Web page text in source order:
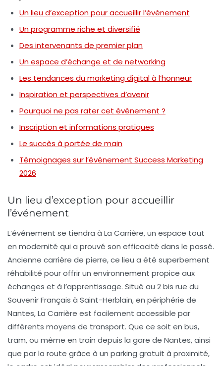
Un lieu d’exception pour accueillir l’événement
Un programme riche et diversifié
Des intervenants de premier plan
Un espace d’échange et de networking
Les tendances du marketing digital à l’honneur
Inspiration et perspectives d’avenir
Pourquoi ne pas rater cet événement ?
Inscription et informations pratiques
Le succès à portée de main
Témoignages sur l’événement Success Marketing
2026
Un lieu d’exception pour accueillir
l’événement
L’événement se tiendra à La Carrière, un espace tout
en modernité qui a prouvé son efficacité dans le passé.
Ancienne carrière de pierre, ce lieu a été superbement
réhabilité pour offrir un environnement propice aux
échanges et à l’apprentissage. Situé au 2 bis rue du
Souvenir Français à Saint-Herblain, en périphérie de
Nantes, La Carrière est facilement accessible par
différents moyens de transport. Que ce soit en bus,
tram, ou même en train depuis la gare de Nantes, ainsi
que par la route grâce à un parking gratuit à proximité,